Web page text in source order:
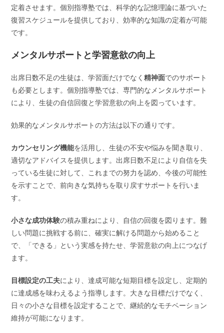
定着させます。個別指導塾では、科学的な記憶理論に基づいた
復習スケジュールを提供しており、効率的な知識の定着が可能
です。
メンタルサポートと学習意欲の向上
出席日数不足の生徒は、学習面だけでなく精神面でのサポート
も必要とします。個別指導塾では、専門的なメンタルサポート
により、生徒の自信回復と学習意欲の向上を図っています。
効果的なメンタルサポートの方法は以下の通りです。
カウンセリング機能を活用し、生徒の不安や悩みを聞き取り、
適切なアドバイスを提供します。出席日数不足により自信を失
っている生徒に対して、これまでの努力を認め、今後の可能性
を示すことで、前向きな気持ちを取り戻すサポートを行いま
す。
小さな成功体験の積み重ねにより、自信の回復を図ります。難
しい問題に挑戦する前に、確実に解ける問題から始めること
で、「できる」という実感を持たせ、学習意欲の向上につなげ
ます。
目標設定の工夫により、達成可能な短期目標を設定し、定期的
に達成感を味わえるよう指導します。大きな目標だけでなく、
日々の小さな目標を設定することで、継続的なモチベーション
維持が可能になります。